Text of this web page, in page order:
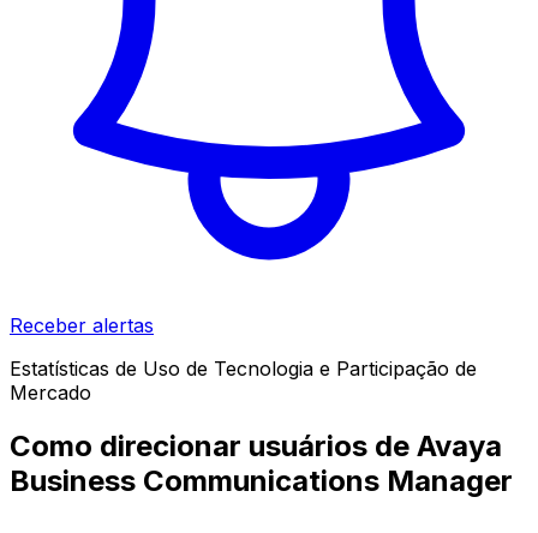
Receber alertas
Estatísticas de Uso de Tecnologia e Participação de
Mercado
Como direcionar usuários de Avaya
Business Communications Manager